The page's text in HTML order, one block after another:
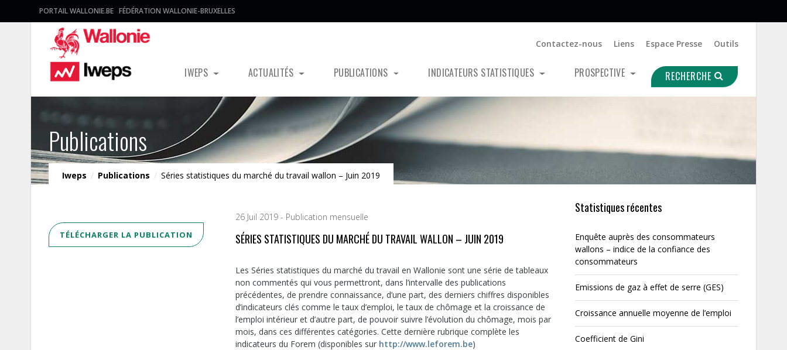
PORTAIL WALLONIE.BE FÉDÉRATION WALLONIE-BRUXELLES
Contactez-nous Liens Espace Presse Outils
IWEPS ACTUALITÉS PUBLICATIONS INDICATEURS STATISTIQUES PROSPECTIVE RECHERCHE
Publications
Iweps / Publications / Séries statistiques du marché du travail wallon – Juin 2019
TÉLÉCHARGER LA PUBLICATION
26 Juil 2019 - Publication mensuelle
SÉRIES STATISTIQUES DU MARCHÉ DU TRAVAIL WALLON – JUIN 2019
Les Séries statistiques du marché du travail en Wallonie sont une série de tableaux
non commentés qui vous permettront, dans l’intervalle des publications
précédentes, de prendre connaissance, d’une part, des derniers chiffres disponibles
d’indicateurs clés comme le taux d’emploi, le taux de chômage et la croissance de
l’emploi intérieur et d’autre part, de pouvoir suivre l’évolution du chômage, mois par
mois, dans ces différentes catégories. Cette dernière rubrique complète les
indicateurs du Forem (disponibles sur http://www.leforem.be)
Statistiques récentes
Enquête auprès des consommateurs
wallons – indice de la confiance des
consommateurs
Emissions de gaz à effet de serre (GES)
Croissance annuelle moyenne de l’emploi
Coefficient de Gini